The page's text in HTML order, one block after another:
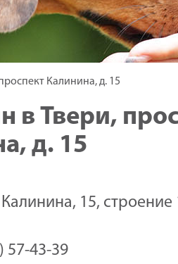
Калинина, д. 15
д. 15
Калинина, 15, строение
57-43-39